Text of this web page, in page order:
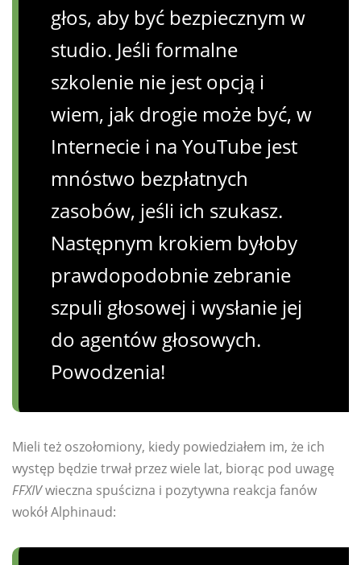
głos, aby być bezpiecznym w
studio. Jeśli formalne
szkolenie nie jest opcją i
wiem, jak drogie może być, w
Internecie i na YouTube jest
mnóstwo bezpłatnych
zasobów, jeśli ich szukasz.
Następnym krokiem byłoby
prawdopodobnie zebranie
szpuli głosowej i wysłanie jej
do agentów głosowych.
Powodzenia!
Mieli też oszołomiony, kiedy powiedziałem im, że ich
występ będzie trwał przez wiele lat, biorąc pod uwagę
FFXIVwieczna spuścizna i pozytywna reakcja fanów
wokół Alphinaud: